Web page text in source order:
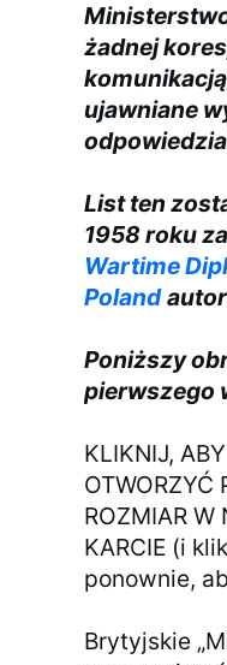
żadnej
ujawniane
List ten
1958 roku
Wartime
Poland
Poniższy
pierwszego
KLIKNIJ, ABY
OTWORZYĆ
ROZMIAR W
KARCIE (i
ponownie,
Brytyjskie